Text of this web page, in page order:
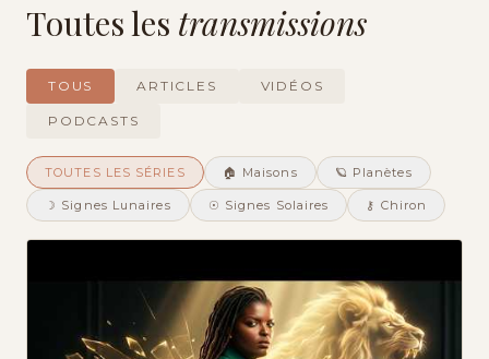
Toutes les transmissions
TOUS ARTICLES VIDÉOS
PODCASTS
TOUTES LES SÉRIES 🏠 Maisons 🪐 Planètes
☽ Signes Lunaires ☉ Signes Solaires ⚷ Chiron